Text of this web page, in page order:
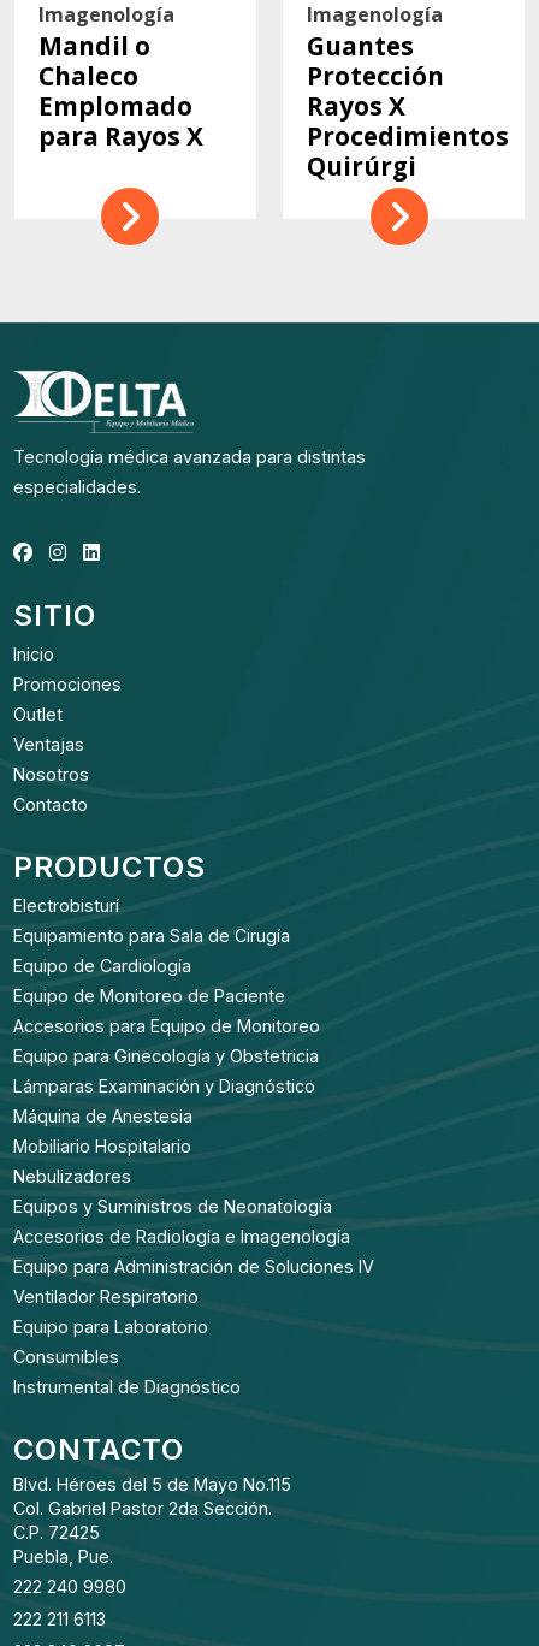
Imagenología
Mandil o
Chaleco
Emplomado
para Rayos X
Imagenología
Guantes
Protección
Rayos X
Procedimientos
Quirúrgi
Tecnología médica avanzada para distintas
especialidades.
SITIO
Inicio
Promociones
Outlet
Ventajas
Nosotros
Contacto
PRODUCTOS
Electrobisturí
Equipamiento para Sala de Cirugía
Equipo de Cardiología
Equipo de Monitoreo de Paciente
Accesorios para Equipo de Monitoreo
Equipo para Ginecología y Obstetricia
Lámparas Examinación y Diagnóstico
Máquina de Anestesia
Mobiliario Hospitalario
Nebulizadores
Equipos y Suministros de Neonatología
Accesorios de Radiología e Imagenología
Equipo para Administración de Soluciones IV
Ventilador Respiratorio
Equipo para Laboratorio
Consumibles
Instrumental de Diagnóstico
CONTACTO
Blvd. Héroes del 5 de Mayo No.115
Col. Gabriel Pastor 2da Sección.
C.P. 72425
Puebla, Pue.
222 240 9980
222 211 6113